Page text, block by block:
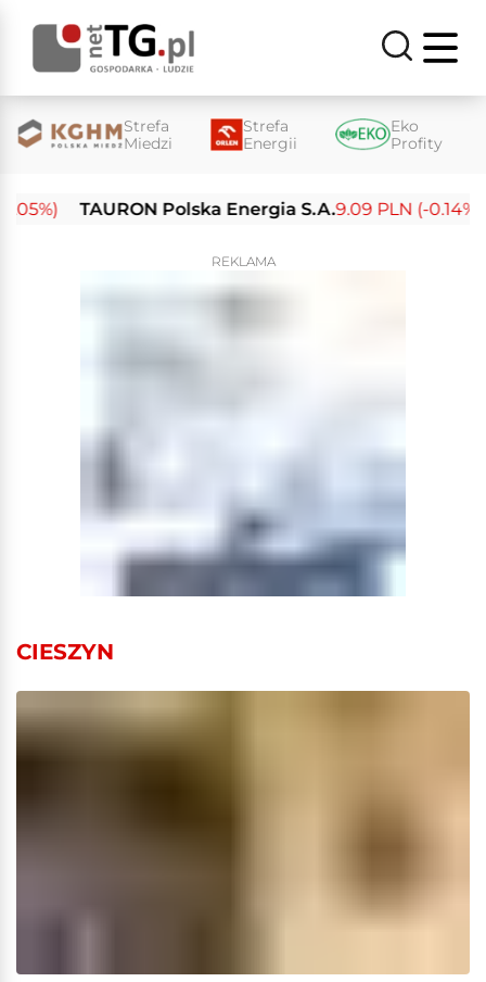
Strefa
Miedzi
Strefa
Energii
Eko
Profity
TAURON Polska Energia S.A.9.09 PLN (-0.14%)
REKLAMA
CIESZYN